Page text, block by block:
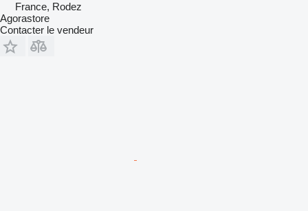
France, Rodez
Agorastore
Contacter le vendeur